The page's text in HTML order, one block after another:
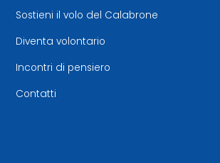
Sostieni il volo del Calabrone
Diventa volontario
Incontri di pensiero
Contatti